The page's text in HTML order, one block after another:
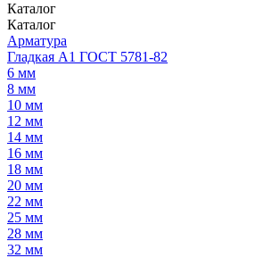
Каталог
Каталог
Арматура
Гладкая А1 ГОСТ 5781-82
6 мм
8 мм
10 мм
12 мм
14 мм
16 мм
18 мм
20 мм
22 мм
25 мм
28 мм
32 мм